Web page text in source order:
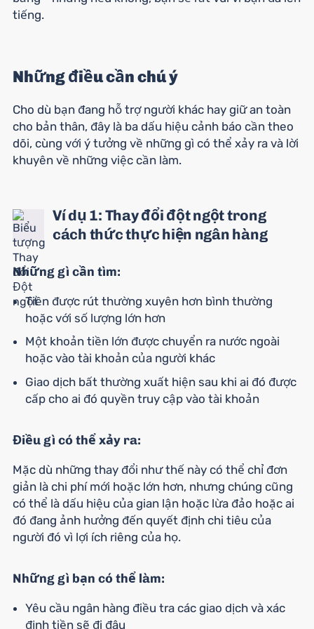
tiếng.
Những điều cần chú ý
Cho dù bạn đang hỗ trợ người khác hay giữ an toàn
cho bản thân, đây là ba dấu hiệu cảnh báo cần theo
dõi, cùng với ý tưởng về những gì có thể xảy ra và lời
khuyên về những việc cần làm.
Ví dụ 1: Thay đổi đột ngột trong
cách thức thực hiện ngân hàng
Những gì cần tìm:
Tiền được rút thường xuyên hơn bình thường
hoặc với số lượng lớn hơn
Một khoản tiền lớn được chuyển ra nước ngoài
hoặc vào tài khoản của người khác
Giao dịch bất thường xuất hiện sau khi ai đó được
cấp cho ai đó quyền truy cập vào tài khoản
Điều gì có thể xảy ra:
Mặc dù những thay đổi như thế này có thể chỉ đơn
giản là chi phí mới hoặc lớn hơn, nhưng chúng cũng
có thể là dấu hiệu của gian lận hoặc lừa đảo hoặc ai
đó đang ảnh hưởng đến quyết định chi tiêu của
người đó vì lợi ích riêng của họ.
Những gì bạn có thể làm:
Yêu cầu ngân hàng điều tra các giao dịch và xác
định tiền sẽ đi đâu